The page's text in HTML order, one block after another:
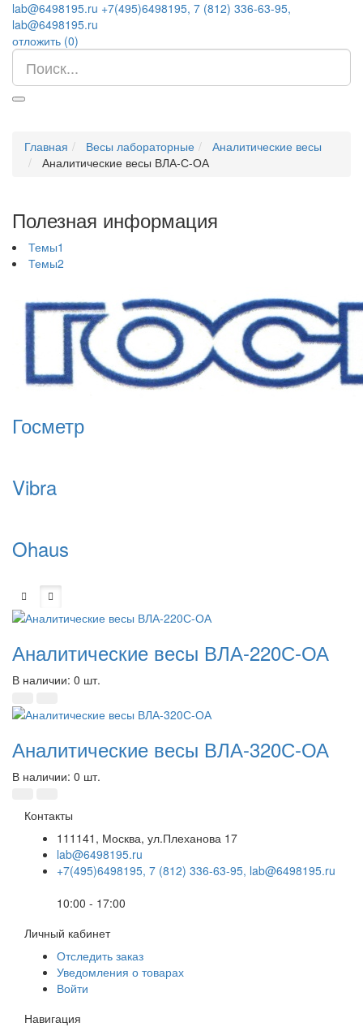
lab@6498195.ru +7(495)6498195, 7 (812) 336-63-95,
lab@6498195.ru
отложить (0)
Главная Весы лабораторные
Аналитические весы
Аналитические весы ВЛА-С-ОА
Полезная информация
Темы1
Темы2
Госметр
Vibra
Ohaus
Аналитические весы ВЛА-220С-ОА
В наличии: 0 шт.
Аналитические весы ВЛА-320С-ОА
В наличии: 0 шт.
Контакты
111141, Москва, ул.Плеханова 17
lab@6498195.ru
+7(495)6498195, 7 (812) 336-63-95, lab@6498195.ru
10:00 - 17:00
Личный кабинет
Отследить заказ
Уведомления о товарах
Войти
Навигация